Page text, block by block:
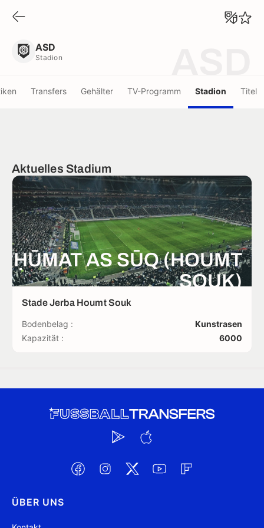
ASD
Stadion
Transfers Gehälter TV-Programm Stadion Titel
Aktuelles Stadium
ḤŪMAT AS SŪQ (HOUMT
SOUK)
Stade Jerba Houmt Souk
Bodenbelag :
Kunstrasen
Kapazität :
6000
ÜBER UNS